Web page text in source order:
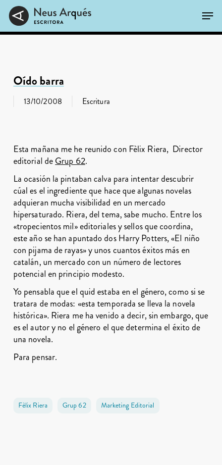
Skip
main
Oído barra
13/10/2008 Escritura
Esta mañana me he reunido con Fèlix Riera, Director
editorial deGrup 62.
La ocasión la pintaban calva para intentar descubrir
cúal es el ingrediente que hace que algunas novelas
adquieran mucha visibilidad en un mercado
hipersaturado. Riera, del tema, sabe mucho. Entre los
«tropecientos mil» editoriales y sellos que coordina,
este año se han apuntado dos Harry Potters, «El niño
con pijama de rayas» y unos cuantos éxitos más en
catalán, un mercado con un número de lectores
potencial en principio modesto.
Yo pensabla que el quid estaba en el género, como si se
tratara de modas: «esta temporada se lleva la novela
histórica». Riera me ha venido a decir, sin embargo, que
es el autor y no el género el que determina el éxito de
una novela.
Para pensar.
Fèlix Riera Grup 62 Marketing Editorial
Close